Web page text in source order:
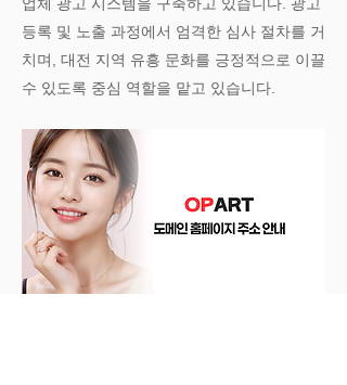
등록 및 노출 과정에서 엄격한 심사 절차를 거
치며, 대전 지역 유흥 문화를 긍정적으로 이끌
수 있도록 중심 역할을 맡고 있습니다.